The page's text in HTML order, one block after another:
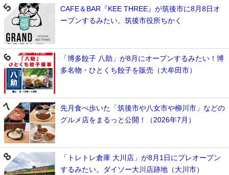
CAFE＆BAR『KEE THREE』が筑後市に8月8日オ
ープンするみたい。筑後市役所ちかく
「博多餃子 八助」が8月にオープンするみたい！博
多名物・ひとくち餃子を販売（大牟田市）
先月食べ歩いた「筑後市や八女市や柳川市」などの
グルメ店をまるっと公開！（2026年7月）
「トレトレ倉庫 大川店」が8月1日にプレオープン
するみたい。ダイソー大川店跡地（大川市）